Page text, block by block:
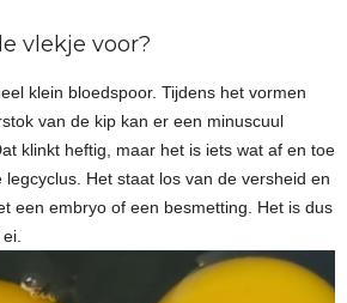
vlekje voor?
klein bloedspoor. Tijdens het vormen
van de kip kan er een minuscuul
klinkt heftig, maar het is iets wat af en toe
Het staat los van de versheid en
een embryo of een besmetting. Het is dus